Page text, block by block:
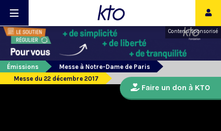
Contenu sponsorisé
Émissions
Messe à Notre-Dame de Paris
Messe du 22 décembre 2017
Faire un don à KTO